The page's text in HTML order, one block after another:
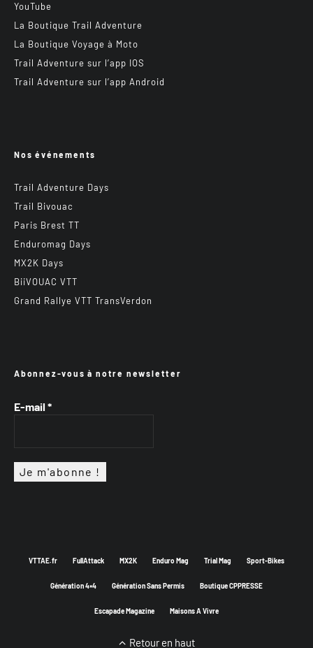
YouTube
La Boutique Trail Adventure
La Boutique Voyage à Moto
Trail Adventure sur l’app IOS
Trail Adventure sur l’app Android
Nos événements
Trail Adventure Days
Trail Bivouac
Paris Brest TT
Enduromag Days
MX2K Days
BiiVOUAC VTT
Grand Rallye VTT TransVerdon
Abonnez-vous à notre newsletter
E-mail *
VTTAE.fr FullAttack MX2K Enduro Mag Trial Mag Sport-Bikes
Génération 4×4 Génération Sans Permis Boutique CPPRESSE
Escapade Magazine Maisons A Vivre
Retour en haut